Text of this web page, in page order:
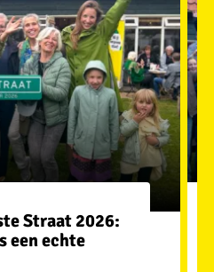
Straat 2026:
een echte